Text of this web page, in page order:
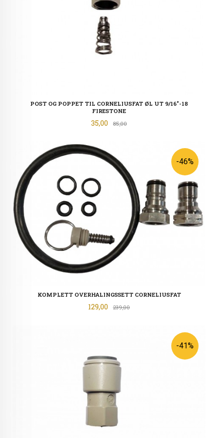
POST OG POPPET TIL CORNELIUSFAT ØL UT 9/16"-18
FIRESTONE
Tilbud
35,00 85,00Rabatt
KOMPLETT OVERHALINGSSETT CORNELIUSFAT
Tilbud
129,00 239,00Rabatt
-46%
-41%